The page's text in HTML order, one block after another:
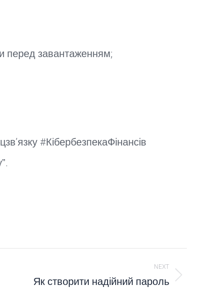
перед завантаженням;
#КібербезпекаФінансів
NEXT
Як створити надійний пароль